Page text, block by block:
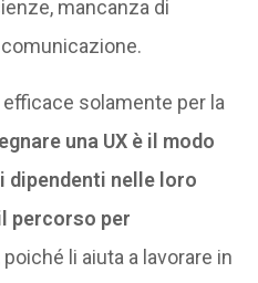
mancanza di
efficace solamente per la
una UX è il modo
dipendenti nelle loro
percorso per
poiché li aiuta a lavorare in